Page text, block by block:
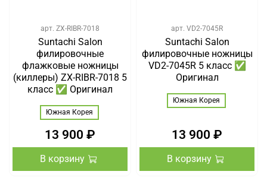
арт. ZX-RIBR-7018
Suntachi Salon
филировочные
флажковые ножницы
(киллеры) ZX-RIBR-7018 5
класс ✅ Оригинал
Южная Корея
13 900 ₽
В корзину
арт. VD2-7045R
Suntachi Salon
филировочные ножницы
VD2-7045R 5 класс ✅
Оригинал
Южная Корея
13 900 ₽
В корзину